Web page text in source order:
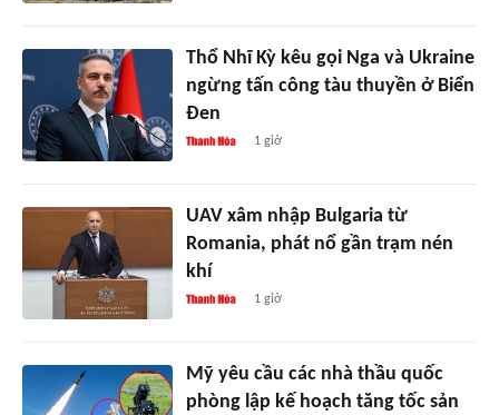
Thổ Nhĩ Kỳ kêu gọi Nga và Ukraine
ngừng tấn công tàu thuyền ở Biển
Đen
1 giờ
UAV xâm nhập Bulgaria từ
Romania, phát nổ gần trạm nén
khí
1 giờ
Mỹ yêu cầu các nhà thầu quốc
phòng lập kế hoạch tăng tốc sản